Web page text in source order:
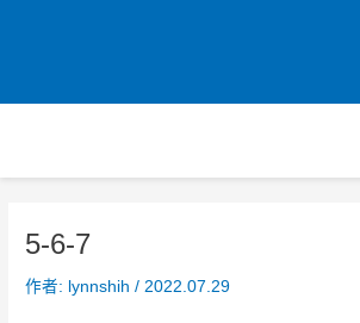
5-6-7
作者: lynnshih/ 2022.07.29